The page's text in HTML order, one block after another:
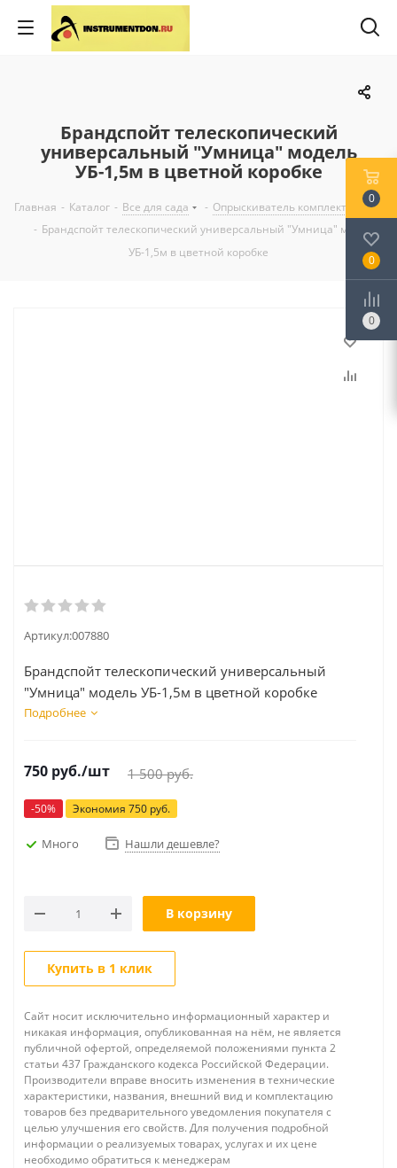
Брандспойт телескопический
универсальный "Умница" модель
УБ-1,5м в цветной коробке
Главная - Каталог - Все для сада - Опрыскиватель комплектующие
- Брандспойт телескопический универсальный "Умница" модель
УБ-1,5м в цветной коробке
Артикул:007880
Брандспойт телескопический универсальный
"Умница" модель УБ-1,5м в цветной коробке
Подробнее
750 руб./шт 1 500руб.
-50% Экономия 750 руб.
Много Нашли дешевле?
В корзину
Купить в 1 клик
Сайт носит исключительно информационный характер и
никакая информация, опубликованная на нём, не является
публичной офертой, определяемой положениями пункта 2
статьи 437 Гражданского кодекса Российской Федерации.
Производители вправе вносить изменения в технические
характеристики, названия, внешний вид и комплектацию
товаров без предварительного уведомления покупателя с
целью улучшения его свойств. Для получения подробной
информации о реализуемых товарах, услугах и их цене
необходимо обратиться к менеджерам
0
0
0